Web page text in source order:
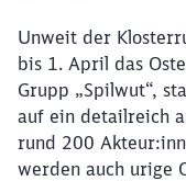
Unweit der
bis 1. April das
Grupp „Spilwut“,
auf ein detailreich
rund 200
werden auch urige